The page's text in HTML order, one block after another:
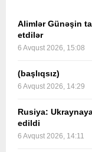
Alimlər Günəşin
etdilər
6 Avqust 2026, 15:08
(başlıqsız)
6 Avqust 2026, 14:29
Rusiya:
edildi
6 Avqust 2026, 14:11